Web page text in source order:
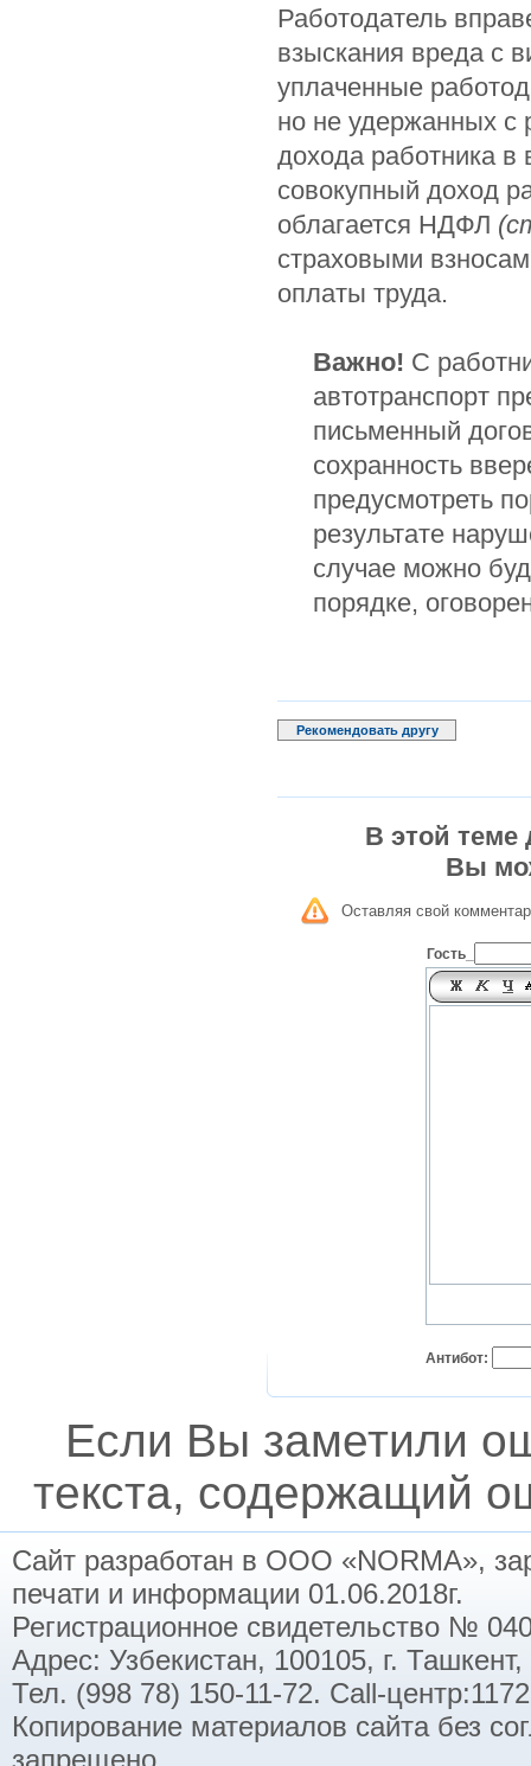
Работодатель
взыскания вреда с
уплаченные
но не удержанных с
дохода работника
совокупный доход
облагается НДФЛ
страховыми
оплаты труда.
Важно! С
автотранспорт
письменный
сохранность
предусмотреть
результате
случае можно
порядке,
Рекомендовать другу
В этой теме
Вы
Оставляя свой
Гость_
Антибот:
Если Вы заметили
текста, содержащий
Сайт разработан в ООО «NORMA»,
печати и информации 01.06.2018г.
Регистрационное свидетельство №
Адрес: Узбекистан, 100105, г.
Тел. (998 78) 150-11-72. Call-
Копирование материалов сайта без
запрещено.